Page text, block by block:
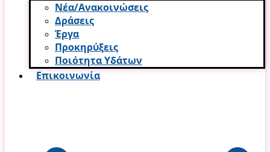
Νέα/Ανακοινώσεις
Δράσεις
Έργα
Προκηρύξεις
Ποιότητα Υδάτων
Επικοινωνία